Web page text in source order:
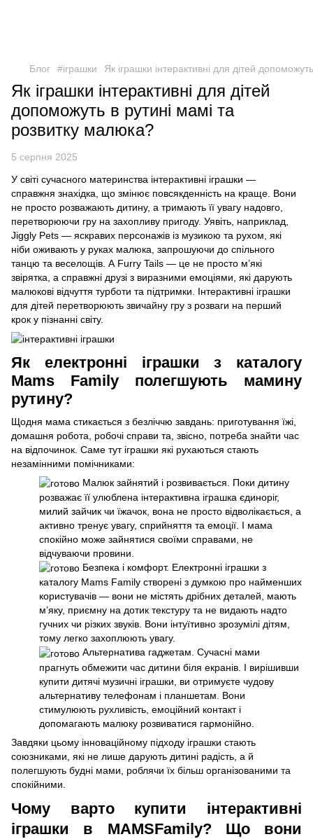
Блог #іграшки Як іграшки інтерактивні для дітей
Як іграшки інтерактивні для дітей
допоможуть в рутині мамі та
розвитку малюка?
5 серпня 2025
У світі сучасного материнства інтерактивні іграшки —
справжня знахідка, що змінює повсякденність на краще. Вони
не просто розважають дитину, а тримають її увагу надовго,
перетворюючи гру на захопливу пригоду. Уявіть, наприклад,
Jiggly Pets — яскравих персонажів із музикою та рухом, які
ніби оживають у руках малюка, запрошуючи до спільного
танцю та веселощів. А Furry Tails — це не просто м’які
звірятка, а справжні друзі з виразними емоціями, які дарують
малюкові відчуття турботи та підтримки. Інтерактивні іграшки
для дітей перетворюють звичайну гру з розваги на перший
крок у пізнанні світу.
Як електронні іграшки з каталогу
Mams Family полегшують мамину
рутину?
Щодня мама стикається з безліччю завдань: приготування їжі,
домашня робота, робочі справи та, звісно, потреба знайти час
на відпочинок. Саме тут іграшки які рухаються стають
незамінними помічниками:
Малюк зайнятий і розвивається. Поки дитину
розважає її улюблена інтерактивна іграшка єдиноріг,
милий зайчик чи їжачок, вона не просто відволікається, а
активно тренує увагу, сприйняття та емоції. І мама
спокійно може зайнятися своїми справами, не
відчуваючи провини.
Безпека і комфорт. Електронні іграшки з
каталогу Mams Family створені з думкою про найменших
користувачів — вони не містять дрібних деталей, мають
м’яку, приємну на дотик текстуру та не видають надто
гучних чи різких звуків. Вони інтуїтивно зрозумілі дітям,
тому легко захоплюють увагу.
Альтернатива гаджетам. Сучасні мами
прагнуть обмежити час дитини біля екранів. І вирішивши
купити дитячі музичні іграшки, ви отримуєте чудову
альтернативу телефонам і планшетам. Вони
стимулюють рухливість, емоційний контакт і
допомагають малюку розвиватися гармонійно.
Завдяки цьому інноваційному підходу іграшки стають
союзниками, які не лише дарують дитині радість, а й
полегшують будні мами, роблячи їх більш організованими та
спокійними.
Чому варто купити інтерактивні
іграшки в MAMSFamily? Що вони